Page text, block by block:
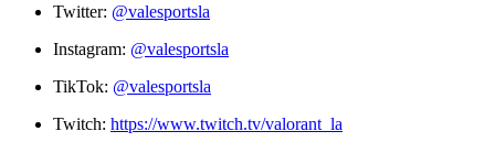
Twitter: @valesportsla
Instagram: @valesportsla
TikTok: @valesportsla
Twitch: https://www.twitch.tv/valorant_la